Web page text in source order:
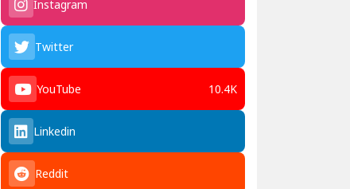
Instagram
Twitter
YouTube 10.4K
Linkedin
Reddit